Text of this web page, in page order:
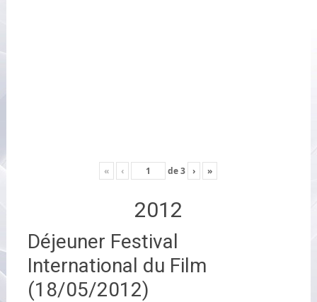
« ‹ de3 › »
2012
Déjeuner Festival
International du Film
(18/05/2012)